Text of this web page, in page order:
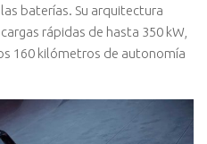
baterías. Su arquitectura
rápidas de hasta 350 kW,
160 kilómetros de autonomía